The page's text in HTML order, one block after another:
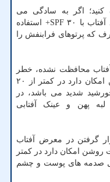
کنید؛ اگر به سادگی می
سوزید، بدنتان را بپوشانید و از کرم ضد آفتاب با SPF ۳۰+ استفاده
پرتوهای فرابنفش را
محافظت نشده، خطر
صدمه کمی دارد. افراد با پوست روشن امکان دارد در کمتر از ۲۰
شدید می باشد، در
لبه پهن و عینک آفتابی
گرفتن در معرض آفتاب
روشن امکان دارد در کمتر
صدمه های پوست و چشم